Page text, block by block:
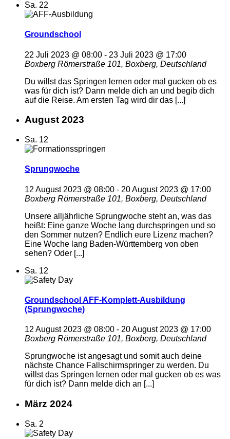
Sa. 22
Groundschool
22 Juli 2023 @ 08:00 - 23 Juli 2023 @ 17:00
Boxberg Römerstraße 101, Boxberg, Deutschland
Du willst das Springen lernen oder mal gucken ob es
was für dich ist? Dann melde dich an und begib dich
auf die Reise. Am ersten Tag wird dir das [...]
August 2023
Sa. 12
Sprungwoche
12 August 2023 @ 08:00 - 20 August 2023 @ 17:00
Boxberg Römerstraße 101, Boxberg, Deutschland
Unsere alljährliche Sprungwoche steht an, was das
heißt: Eine ganze Woche lang durchspringen und so
den Sommer nutzen? Endlich eure Lizenz machen?
Eine Woche lang Baden-Württemberg von oben
sehen? Oder [...]
Sa. 12
Groundschool AFF-Komplett-Ausbildung
(Sprungwoche)
12 August 2023 @ 08:00 - 20 August 2023 @ 17:00
Boxberg Römerstraße 101, Boxberg, Deutschland
Sprungwoche ist angesagt und somit auch deine
nächste Chance Fallschirmspringer zu werden. Du
willst das Springen lernen oder mal gucken ob es was
für dich ist? Dann melde dich an [...]
März 2024
Sa. 2